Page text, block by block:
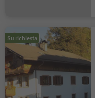
Su richiesta